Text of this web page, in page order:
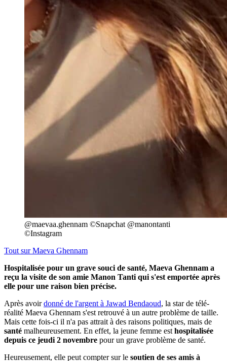
@maevaa.ghennam ©Snapchat @manontanti
©Instagram
Tout surMaeva Ghennam
Hospitalisée pour un grave souci de santé, Maeva Ghennam a
reçu la visite de son amie Manon Tanti qui s'est emportée après
elle pour une raison bien précise.
Après avoirdonné de l'argent à Jawad Bendaoud, la star de télé-
réalité Maeva Ghennam s'est retrouvé à un autre problème de taille.
Mais cette fois-ci il n'a pas attrait à des raisons politiques, mais de
santé malheureusement. En effet, la jeune femme est hospitalisée
depuis ce jeudi 2 novembre pour un grave problème de santé.
Heureusement, elle peut compter sur le soutien de ses amis à